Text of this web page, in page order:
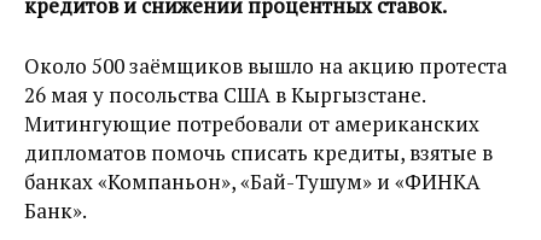
Около 500 заёмщиков вышло на акцию протеста
26 мая у посольства США в Кыргызстане.
Митингующие потребовали от американских
дипломатов помочь списать кредиты, взятые в
банках «Компаньон», «Бай-Тушум» и «ФИНКА
Банк».